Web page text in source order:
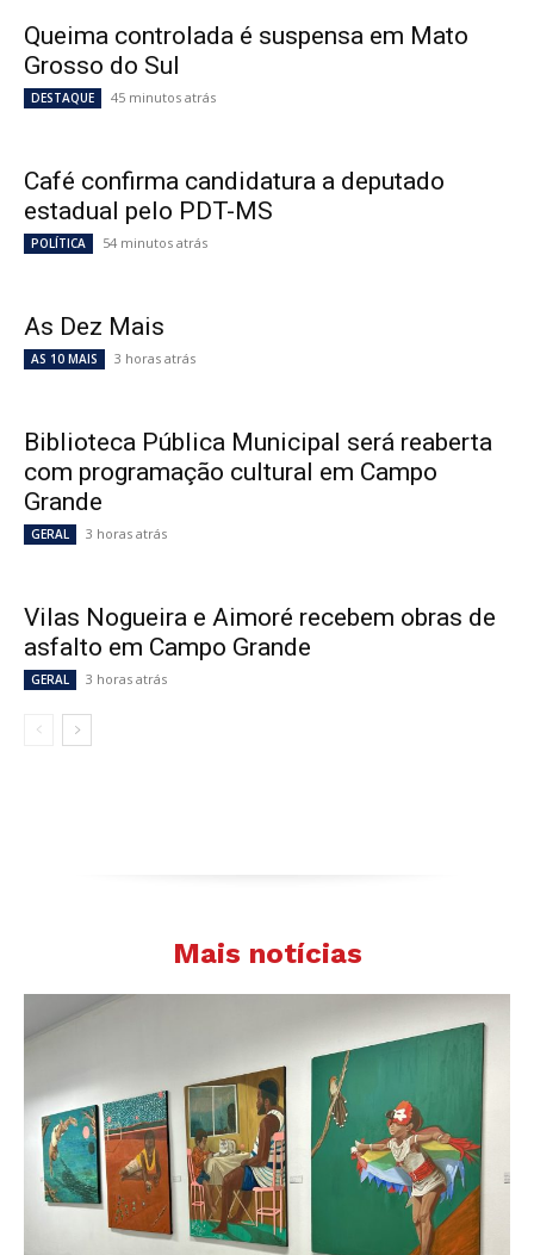
Queima controlada é suspensa em Mato
Grosso do Sul
DESTAQUE 45 minutos atrás
Café confirma candidatura a deputado
estadual pelo PDT-MS
POLÍTICA 54 minutos atrás
As Dez Mais
AS 10 MAIS 3 horas atrás
Biblioteca Pública Municipal será reaberta
com programação cultural em Campo
Grande
GERAL 3 horas atrás
Vilas Nogueira e Aimoré recebem obras de
asfalto em Campo Grande
GERAL 3 horas atrás
Mais notícias